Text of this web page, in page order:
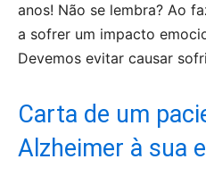
anos! Não se lembra? Ao
a sofrer um impacto
Devemos evitar causar
Carta de um
Alzheimer à sua